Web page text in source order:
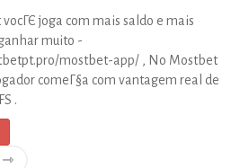
joga com mais saldo e mais
muito -
mostbet-app/ , No Mostbet
comeГ§a com vantagem real de
.
⇾